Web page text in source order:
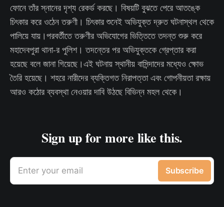
ফোনে তাঁর স্নানের দৃশ্য রেকর্ড করছে। বিষয়টি বুঝতে পেরে আতঙ্কে
চিৎকার করে ওঠেন তরুণী। চিৎকার শুনেই অভিযুক্ত দ্রুত ঘটনাস্থল থেকে
পালিয়ে যায়।পরবর্তীতে তরুণীর অভিযোগের ভিত্তিতে তদন্ত শুরু করে
মহাদেবপুরা থানা-র পুলিশ। তদন্তের পর অভিযুক্তকে গ্রেপ্তার করা
হয়েছে বলে জানা গিয়েছে।এই ঘটনায় স্থানীয় বাসিন্দাদের মধ্যেও ক্ষোভ
তৈরি হয়েছে। শহরে নারীদের ব্যক্তিগত নিরাপত্তা এবং গোপনীয়তা রক্ষায়
আরও কঠোর ব্যবস্থা নেওয়ার দাবি উঠছে বিভিন্ন মহল থেকে।
Sign up for more like this.
Enter your email Subscribe